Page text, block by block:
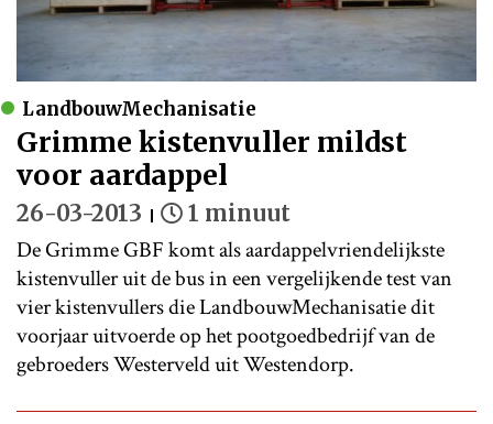
LandbouwMechanisatie
Grimme kistenvuller mildst
voor aardappel
26-03-2013 1 minuut
De Grimme GBF komt als aardappelvriendelijkste
kistenvuller uit de bus in een vergelijkende test van
vier kistenvullers die LandbouwMechanisatie dit
voorjaar uitvoerde op het pootgoedbedrijf van de
gebroeders Westerveld uit Westendorp.